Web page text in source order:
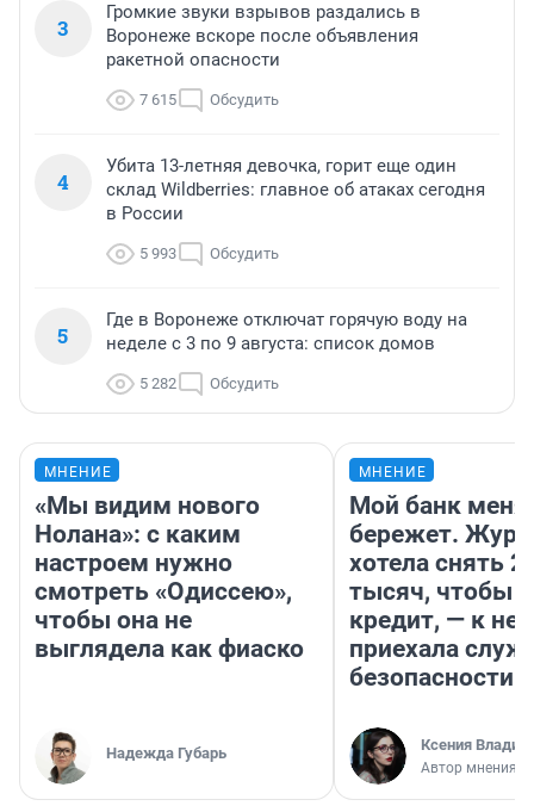
3
Громкие звуки взрывов раздались в
Воронеже вскоре после объявления
ракетной опасности
7 615 Обсудить
4
Убита 13-летняя девочка, горит еще один
склад Wildberries: главное об атаках сегодня
в России
5 993 Обсудить
5
Где в Воронеже отключат горячую воду на
неделе с 3 по 9 августа: список домов
5 282 Обсудить
МНЕНИЕ
«Мы видим нового
Нолана»: с каким
настроем нужно
смотреть «Одиссею»,
чтобы она не
выглядела как фиаско
Надежда Губарь
МНЕНИЕ
Мой банк меня
бережет.
хотела снять
тысяч, чтобы
кредит, — к
приехала
безопасности
Ксения
Автор мнения